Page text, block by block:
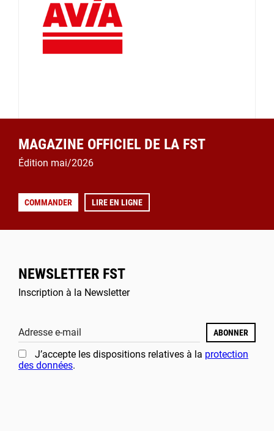
MAGAZINE OFFICIEL DE LA FST
Édition mai/2026
COMMANDER LIRE EN LIGNE
NEWSLETTER FST
Inscription à la Newsletter
Adresse e-mail ABONNER
J’accepte les dispositions relatives à la protection
des données.